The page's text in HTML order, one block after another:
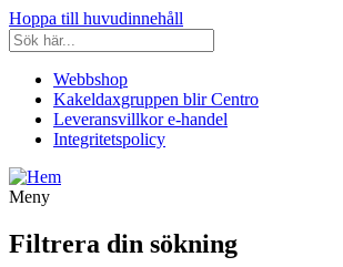
Hoppa till huvudinnehåll
Webbshop
Kakeldaxgruppen blir Centro
Leveransvillkor e-handel
Integritetspolicy
Meny
Filtrera din sökning